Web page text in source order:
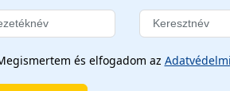
és elfogadom az